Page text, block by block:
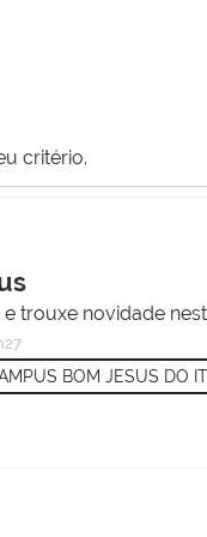
critério.
trouxe novidade
BOM JESUS DO